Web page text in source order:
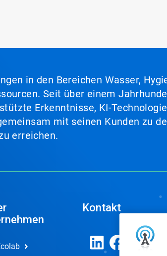
in den Bereichen Wasser,
Seit über einem
Erkenntnisse, KI-
mit seinen Kunden zu
erreichen.
Kontakt